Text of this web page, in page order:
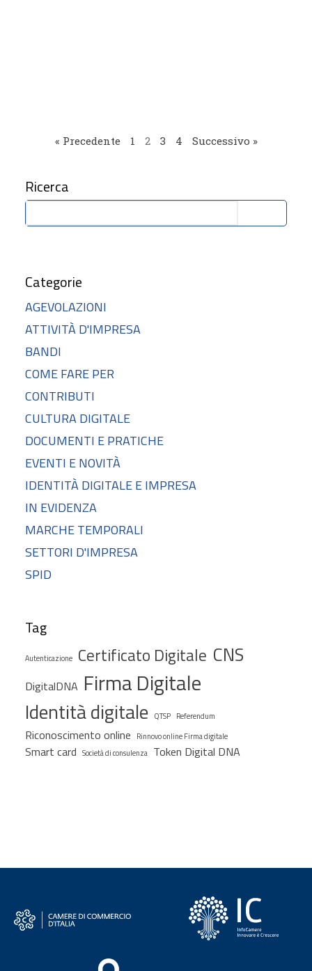
« Precedente 1 2 3 4 Successivo »
Ricerca
Categorie
AGEVOLAZIONI
ATTIVITÀ D'IMPRESA
BANDI
COME FARE PER
CONTRIBUTI
CULTURA DIGITALE
DOCUMENTI E PRATICHE
EVENTI E NOVITÀ
IDENTITÀ DIGITALE E IMPRESA
IN EVIDENZA
MARCHE TEMPORALI
SETTORI D'IMPRESA
SPID
Tag
Autenticazione Certificato Digitale CNS
DigitalDNA Firma Digitale
Identità digitale QTSP Referendum
Riconoscimento online Rinnovo online Firma digitale
Smart card Società di consulenza Token Digital DNA